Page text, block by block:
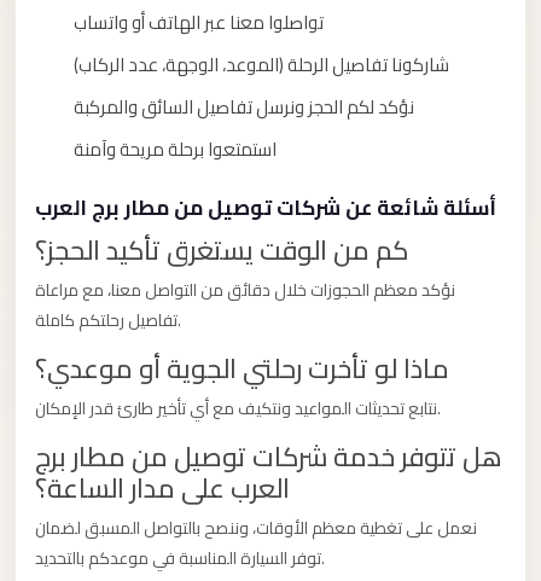
تواصلوا معنا عبر الهاتف أو واتساب
شاركونا تفاصيل الرحلة (الموعد، الوجهة، عدد الركاب)
نؤكد لكم الحجز ونرسل تفاصيل السائق والمركبة
استمتعوا برحلة مريحة وآمنة
أسئلة شائعة عن شركات توصيل من مطار برج العرب
كم من الوقت يستغرق تأكيد الحجز؟
نؤكد معظم الحجوزات خلال دقائق من التواصل معنا، مع مراعاة
تفاصيل رحلتكم كاملة.
ماذا لو تأخرت رحلتي الجوية أو موعدي؟
نتابع تحديثات المواعيد ونتكيف مع أي تأخير طارئ قدر الإمكان.
هل تتوفر خدمة شركات توصيل من مطار برج
العرب على مدار الساعة؟
نعمل على تغطية معظم الأوقات، وننصح بالتواصل المسبق لضمان
توفر السيارة المناسبة في موعدكم بالتحديد.
Transfer
Companies
Third
Settlement
Taxi
limousine
cairo
airport
airport
cairo